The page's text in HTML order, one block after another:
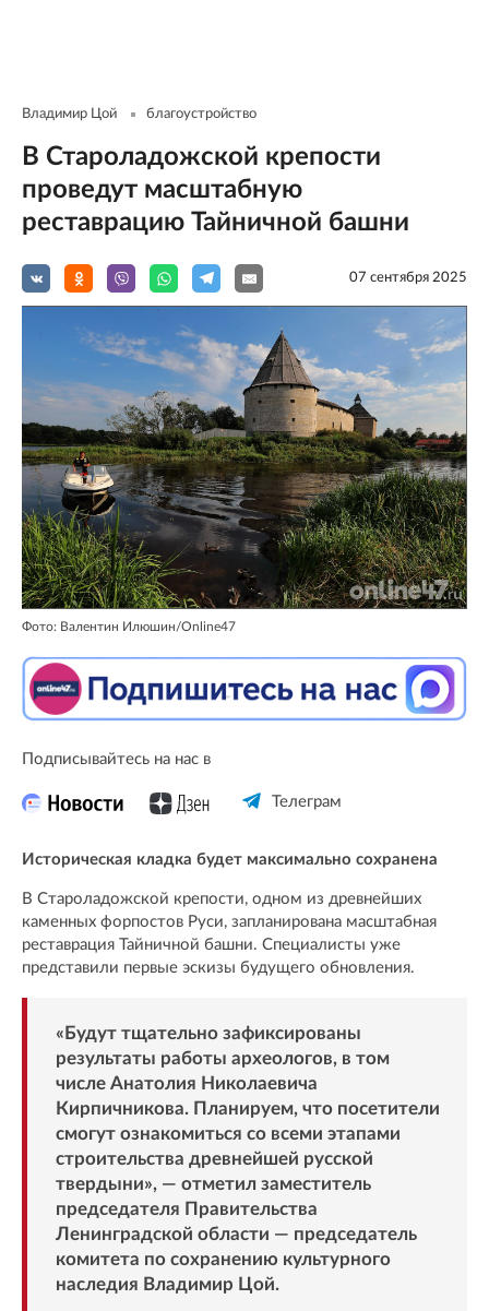
Владимир Цой благоустройство
В Староладожской крепости
проведут масштабную
реставрацию Тайничной башни
07 сентября 2025
Фото: Валентин Илюшин/Online47
Подписывайтесь на нас в
Телеграм
Историческая кладка будет максимально сохранена
В Староладожской крепости, одном из древнейших
каменных форпостов Руси, запланирована масштабная
реставрация Тайничной башни. Специалисты уже
представили первые эскизы будущего обновления.
«Будут тщательно зафиксированы
результаты работы археологов, в том
числе Анатолия Николаевича
Кирпичникова. Планируем, что посетители
смогут ознакомиться со всеми этапами
строительства древнейшей русской
твердыни», — отметил заместитель
председателя Правительства
Ленинградской области — председатель
комитета по сохранению культурного
наследия Владимир Цой.